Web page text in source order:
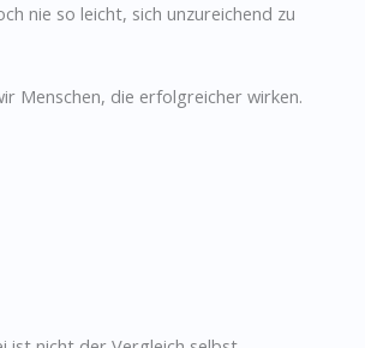
nie so leicht, sich unzureichend zu
Menschen, die erfolgreicher wirken.